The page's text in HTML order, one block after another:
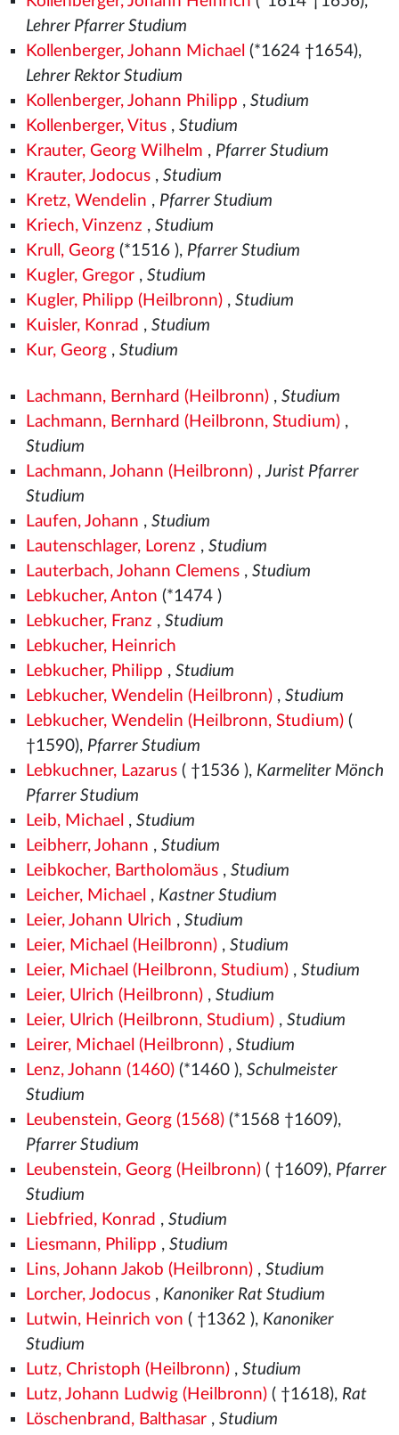
Lehrer Pfarrer Studium
Kollenberger, Johann Michael (*1624 †1654),
Lehrer Rektor Studium
Kollenberger, Johann Philipp , Studium
Kollenberger, Vitus, Studium
Krauter, Georg Wilhelm , Pfarrer Studium
Krauter, Jodocus, Studium
Kretz, Wendelin , Pfarrer Studium
Kriech, Vinzenz , Studium
Krull, Georg(*1516 ), Pfarrer Studium
Kugler, Gregor, Studium
Kugler, Philipp (Heilbronn), Studium
Kuisler, Konrad , Studium
Kur, Georg, Studium
Lachmann, Bernhard (Heilbronn), Studium
Lachmann, Bernhard (Heilbronn, Studium),
Studium
Lachmann, Johann (Heilbronn),Jurist Pfarrer
Studium
Laufen, Johann , Studium
Lautenschlager, Lorenz , Studium
Lauterbach, Johann Clemens, Studium
Lebkucher, Anton (*1474 )
Lebkucher, Franz , Studium
Lebkucher, Heinrich
Lebkucher, Philipp , Studium
Lebkucher, Wendelin (Heilbronn), Studium
Lebkucher, Wendelin (Heilbronn, Studium)(
†1590), Pfarrer Studium
Lebkuchner, Lazarus( †1536 ), Karmeliter Mönch
Pfarrer Studium
Leib, Michael , Studium
Leibherr, Johann , Studium
Leibkocher, Bartholomäus, Studium
Leicher, Michael , Kastner Studium
Leier, Johann Ulrich , Studium
Leier, Michael (Heilbronn), Studium
Leier, Michael (Heilbronn, Studium), Studium
Leier, Ulrich (Heilbronn), Studium
Leier, Ulrich (Heilbronn, Studium), Studium
Leirer, Michael (Heilbronn), Studium
Lenz, Johann (1460)(*1460 ), Schulmeister
Studium
Leubenstein, Georg (1568)(*1568 †1609),
Pfarrer Studium
Leubenstein, Georg (Heilbronn)( †1609), Pfarrer
Studium
Liebfried, Konrad , Studium
Liesmann, Philipp , Studium
Lins, Johann Jakob (Heilbronn), Studium
Lorcher, Jodocus, Kanoniker Rat Studium
Lutwin, Heinrich von ( †1362 ), Kanoniker
Studium
Lutz, Christoph (Heilbronn), Studium
Lutz, Johann Ludwig (Heilbronn)( †1618), Rat
Löschenbrand, Balthasar, Studium